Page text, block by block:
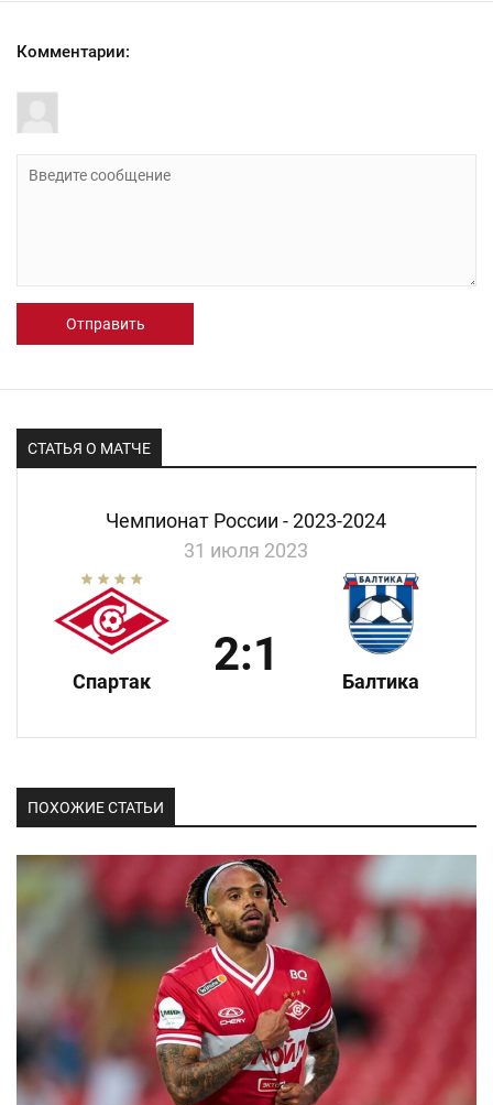
Комментарии:
Отправить
СТАТЬЯ О МАТЧЕ
Чемпионат России - 2023-2024
31 июля 2023
Спартак
2:1
Балтика
ПОХОЖИЕ СТАТЬИ